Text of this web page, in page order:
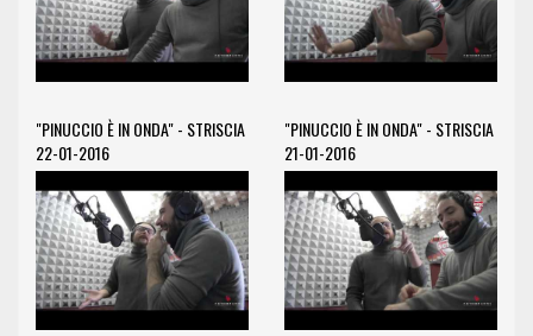
"PINUCCIO È IN ONDA" - STRISCIA
22-01-2016
"PINUCCIO È IN ONDA" - STRISCIA
21-01-2016